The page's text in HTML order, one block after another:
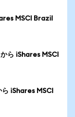
MSCI Brazil
ら iShares MSCI
iShares MSCI